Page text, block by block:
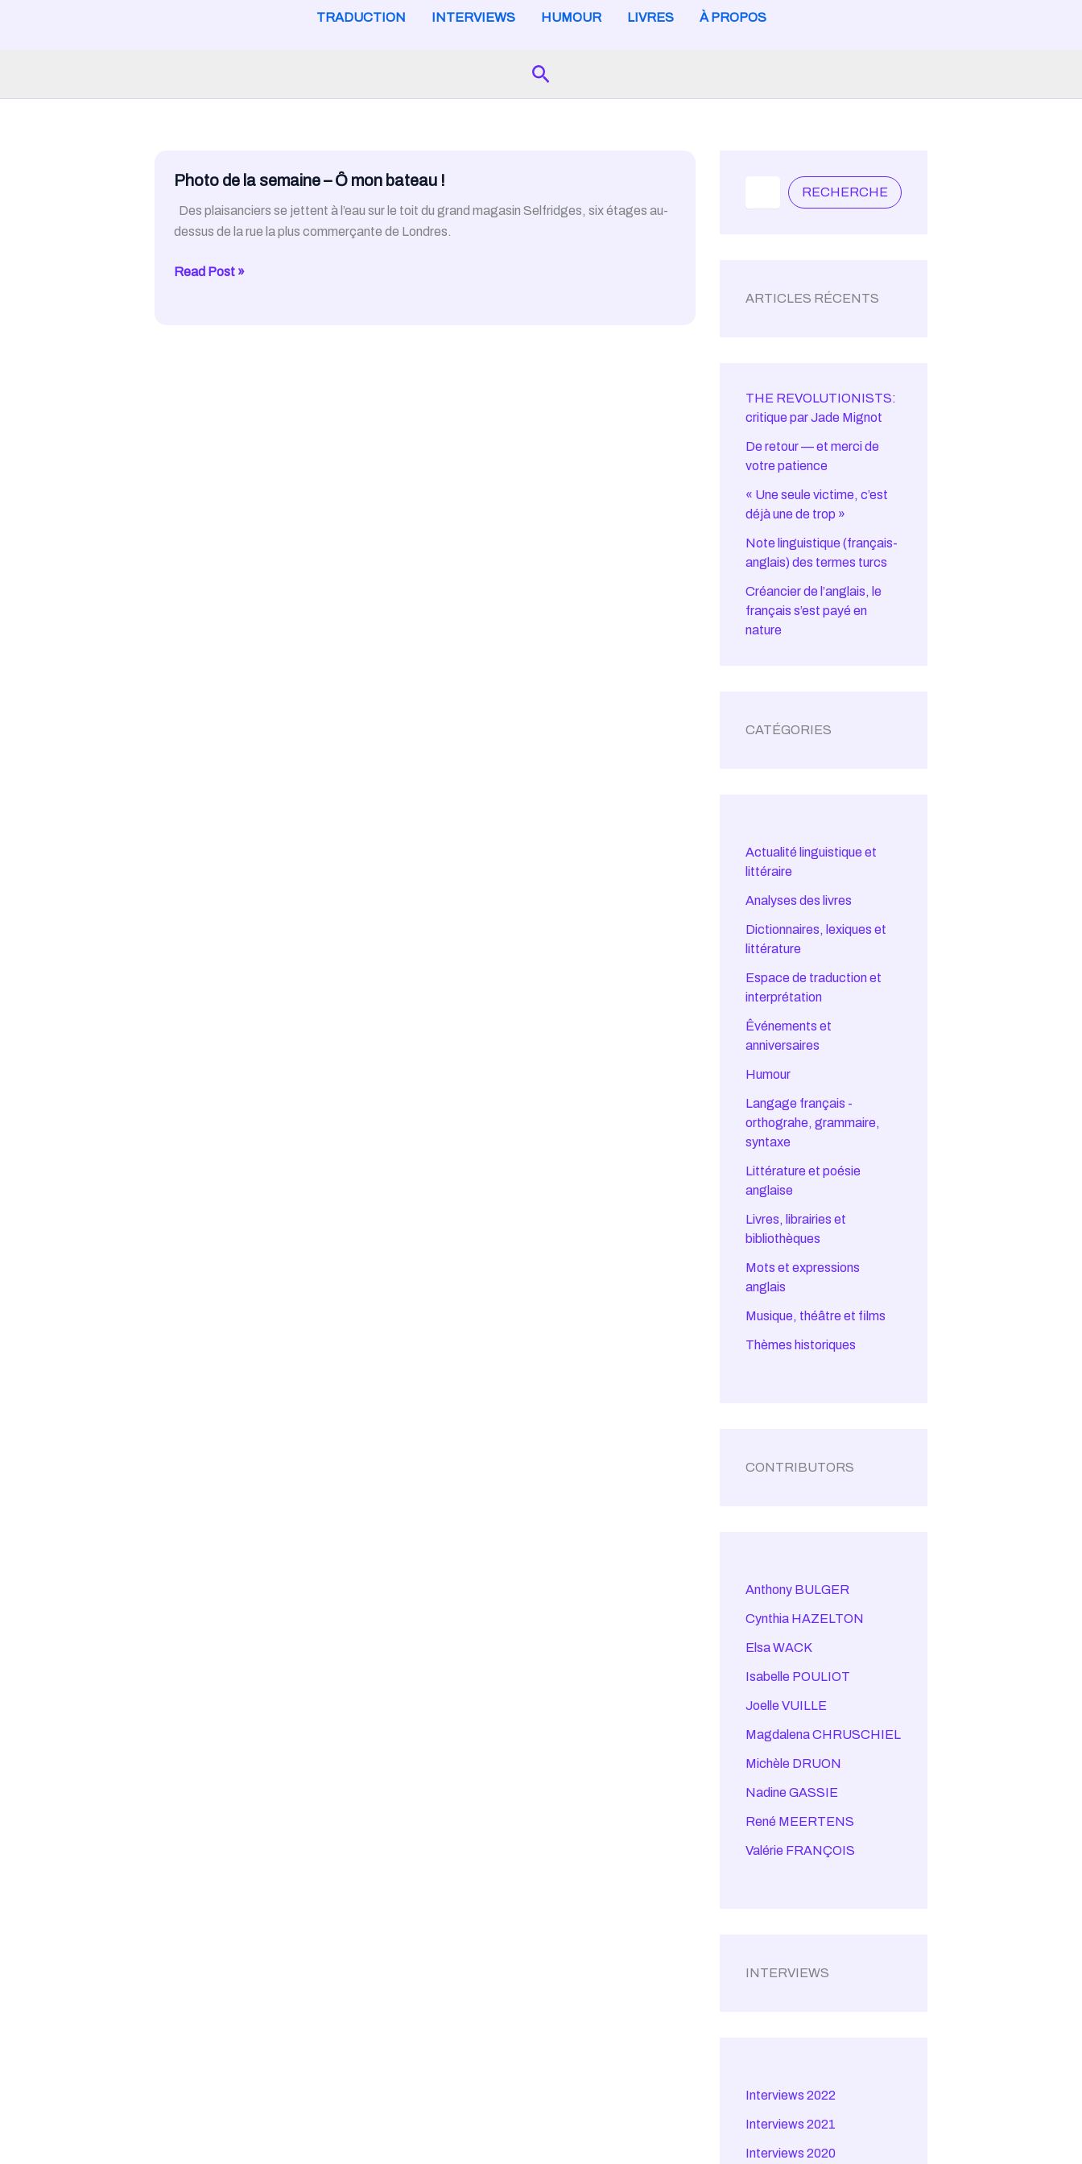
TRADUCTION INTERVIEWS HUMOUR LIVRES À PROPOS
Search
Photo de la semaine – Ȏ mon bateau !
Des plaisanciers se jettent à l’eau sur le toit du grand magasin Selfridges, six étages au-
dessus de la rue la plus commerçante de Londres.
Photo
Read Post »
RECHERCHE
ARTICLES RÉCENTS
THE REVOLUTIONISTS:
critique par Jade Mignot
De retour — et merci de
votre patience
« Une seule victime, c’est
déjà une de trop »
Note linguistique (français-
anglais) des termes turcs
Créancier de l’anglais, le
français s’est payé en
nature
CATÉGORIES
Actualité linguistique et
littéraire
Analyses des livres
Dictionnaires, lexiques et
littérature
Espace de traduction et
interprétation
Êvénements et
anniversaires
Humour
Langage français -
orthograhe, grammaire,
syntaxe
Littérature et poésie
anglaise
Livres, librairies et
bibliothèques
Mots et expressions
anglais
Musique, théâtre et films
Thèmes historiques
CONTRIBUTORS
Anthony BULGER
Cynthia HAZELTON
Elsa WACK
Isabelle POULIOT
Joelle VUILLE
Magdalena CHRUSCHIEL
Michèle DRUON
Nadine GASSIE
René MEERTENS
Valérie FRANÇOIS
INTERVIEWS
Interviews 2022
Interviews 2021
Interviews 2020